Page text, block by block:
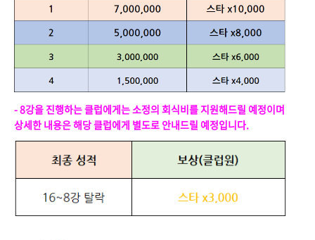
- 8강을 진행하는 클럽에게는 소정의 회식비를 지원해드릴 예정이며
상세한 내용은 해당 클럽에게 별도로 안내드릴 예정입니다.